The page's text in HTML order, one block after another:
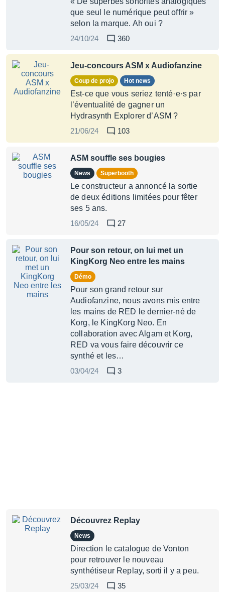
que seul le numérique peut offrir »
selon la marque. Ah oui ?
24/10/24
360
Jeu-concours ASM x Audiofanzine
Coup de projo Hot news
Est-ce que vous seriez tenté·e·s par
l’éventualité de gagner un
Hydrasynth Explorer d’ASM ?
21/06/24
103
ASM souffle ses bougies
News Superbooth
Le constructeur a annoncé la sortie
de deux éditions limitées pour fêter
ses 5 ans.
16/05/24
27
Pour son retour, on lui met un
KingKorg Neo entre les mains
Démo
Pour son grand retour sur
Audiofanzine, nous avons mis entre
les mains de RED le dernier-né de
Korg, le KingKorg Neo. En
collaboration avec Algam et Korg,
RED va vous faire découvrir ce
synthé et les…
03/04/24
3
Découvrez Replay
News
Direction le catalogue de Vonton
pour retrouver le nouveau
synthétiseur Replay, sorti il y a peu.
25/03/24
35